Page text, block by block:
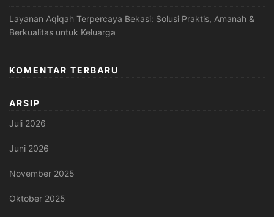
Layanan Aqiqah Terpercaya Bekasi: Solusi Praktis, Amanah &
Berkualitas untuk Keluarga
KOMENTAR TERBARU
ARSIP
Juli 2026
Juni 2026
November 2025
Oktober 2025